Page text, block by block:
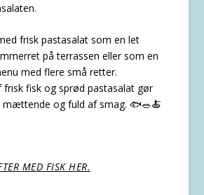
frisk pastasalat som en let
på terrassen eller som en
med flere små retter.
frisk fisk og sprød pastasalat gør
mættende og fuld af smag. 🐟🥗🍝
MED FISK HER.